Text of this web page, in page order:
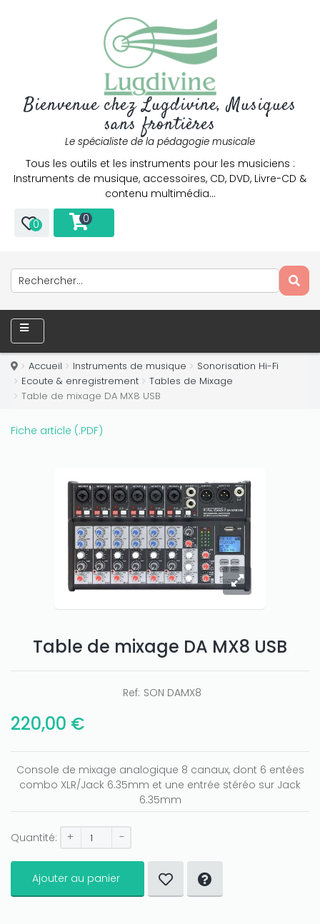
Bienvenue chez Lugdivine, Musiques
sans frontières
Le spécialiste de la pédagogie musicale
Tous les outils et les instruments pour les musiciens :
Instruments de musique, accessoires, CD, DVD, Livre-CD &
contenu multimédia…
0 0
Accueil Instruments de musique
Sonorisation Hi-Fi
Ecoute & enregistrement
Tables de Mixage
Table de mixage DA MX8 USB
Fiche article (.PDF)
Table de mixage DA MX8 USB
Ref: SON DAMX8
220,00 €
Console de mixage analogique 8 canaux, dont 6 entées
combo XLR/Jack 6.35mm et une entrée stéréo sur Jack
6.35mm
Quantité: + -
Ajouter au panier
Only play at
amount on your credits!